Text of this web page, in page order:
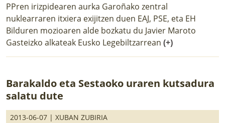
PPren irizpidearen aurka Garoñako zentral
nuklearraren itxiera exijitzen duen EAJ, PSE, eta EH
Bilduren mozioaren alde bozkatu du Javier Maroto
Gasteizko alkateak Eusko Legebiltzarrean (+)
Barakaldo eta Sestaoko uraren kutsadura
salatu dute
2013-06-07 | XUBAN ZUBIRIA